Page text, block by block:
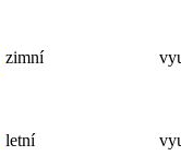
zimní
letní